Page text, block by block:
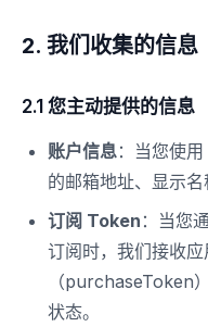
2. 我们收集的信息
2.1 您主动提供的信息
账户信息：当您使
的邮箱地址、显示名
订阅 Token ：当您
订阅时，我们接收
（purchaseToken
状态。